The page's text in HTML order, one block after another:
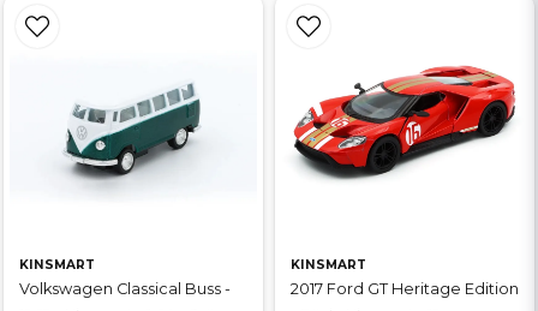
KINSMART
Volkswagen Classical Buss -
KINSMART
2017 Ford GT Heritage Edition